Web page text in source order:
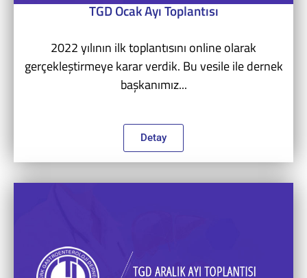
TGD Ocak Ayı Toplantısı
2022 yılının ilk toplantısını online olarak
gerçekleştirmeye karar verdik. Bu vesile ile dernek
başkanımız...
Detay